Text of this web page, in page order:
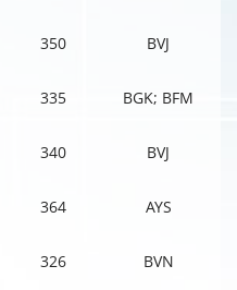
350 BVJ
335 BGK; BFM
340 BVJ
364 AYS
326 BVN